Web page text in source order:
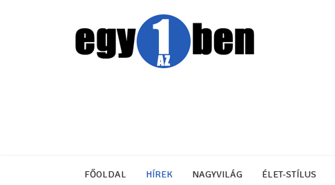
FŐOLDAL HÍREK NAGYVILÁG ÉLET-STÍLUS